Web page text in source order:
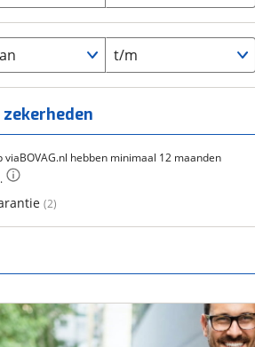
)
(0)
t/m
viaBOVAG.nl hebben minimaal 12 maanden
(2)